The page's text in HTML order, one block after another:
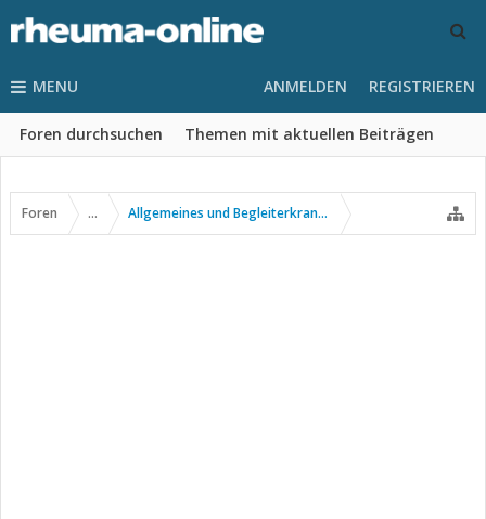
MENU
Foren durchsuchen Themen mit aktuellen Beiträgen
ANMELDEN REGISTRIEREN
Foren ... Allgemeines und Begleiterkrankungen